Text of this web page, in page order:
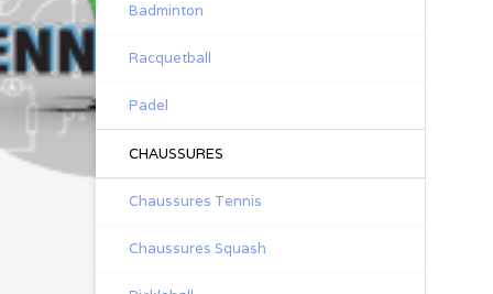
Badminton
Racquetball
Padel
CHAUSSURES
Chaussures Tennis
Chaussures Squash